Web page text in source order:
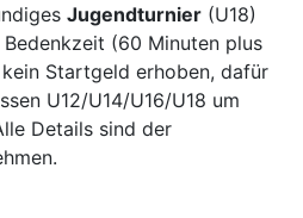
Jugendturnier (U18)
(60 Minuten plus
Startgeld erhoben, dafür
U12/U14/U16/U18 um
Details sind der